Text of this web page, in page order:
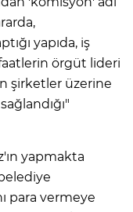
yapıda, iş
örgüt lideri
şirketler üzerine
yapmakta
para vermeye